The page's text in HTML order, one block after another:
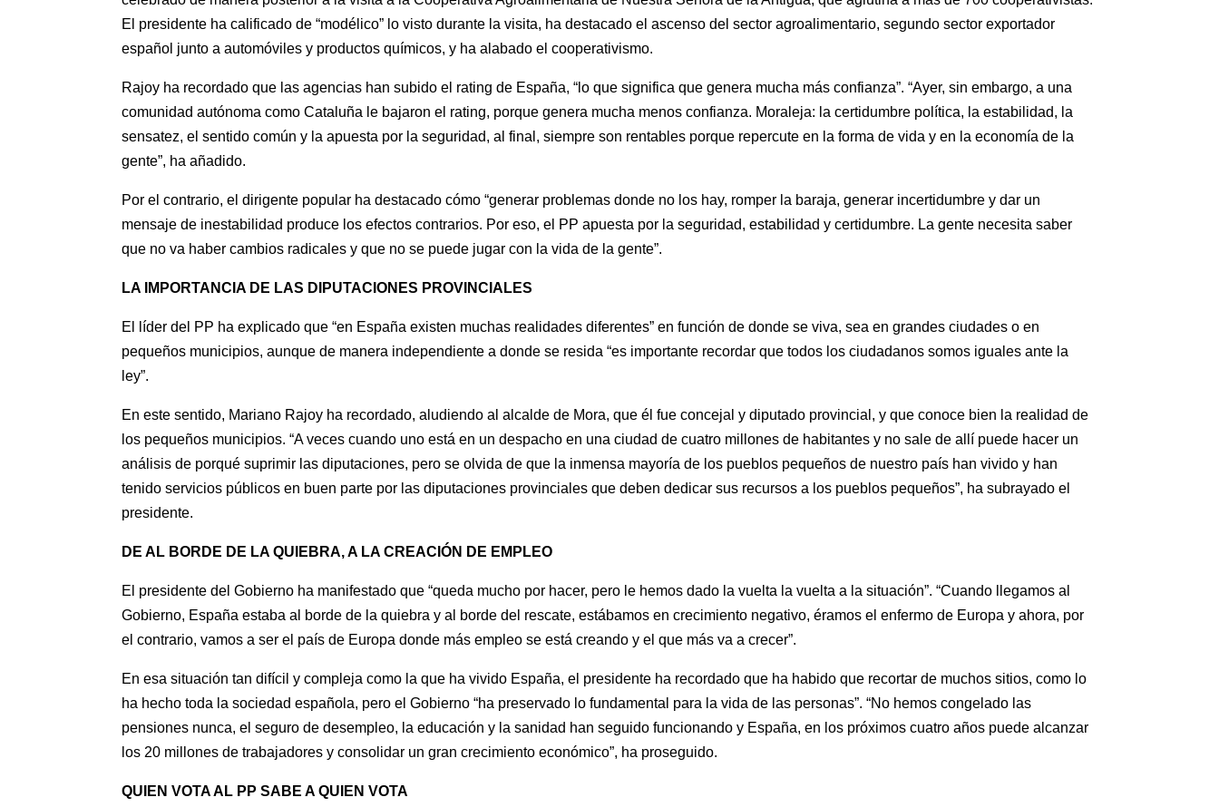
El presidente ha calificado de “modélico” lo visto durante la visita, ha destacado el ascenso del sector agroalimentario, segundo sector exportador
español junto a automóviles y productos químicos, y ha alabado el cooperativismo.
Rajoy ha recordado que las agencias han subido el rating de España, “lo que significa que genera mucha más confianza”. “Ayer, sin embargo, a una
comunidad autónoma como Cataluña le bajaron el rating, porque genera mucha menos confianza. Moraleja: la certidumbre política, la estabilidad, la
sensatez, el sentido común y la apuesta por la seguridad, al final, siempre son rentables porque repercute en la forma de vida y en la economía de la
gente”, ha añadido.
Por el contrario, el dirigente popular ha destacado cómo “generar problemas donde no los hay, romper la baraja, generar incertidumbre y dar un
mensaje de inestabilidad produce los efectos contrarios. Por eso, el PP apuesta por la seguridad, estabilidad y certidumbre. La gente necesita saber
que no va haber cambios radicales y que no se puede jugar con la vida de la gente”.
LA IMPORTANCIA DE LAS DIPUTACIONES PROVINCIALES
El líder del PP ha explicado que “en España existen muchas realidades diferentes” en función de donde se viva, sea en grandes ciudades o en
pequeños municipios, aunque de manera independiente a donde se resida “es importante recordar que todos los ciudadanos somos iguales ante la
ley”.
En este sentido, Mariano Rajoy ha recordado, aludiendo al alcalde de Mora, que él fue concejal y diputado provincial, y que conoce bien la realidad de
los pequeños municipios. “A veces cuando uno está en un despacho en una ciudad de cuatro millones de habitantes y no sale de allí puede hacer un
análisis de porqué suprimir las diputaciones, pero se olvida de que la inmensa mayoría de los pueblos pequeños de nuestro país han vivido y han
tenido servicios públicos en buen parte por las diputaciones provinciales que deben dedicar sus recursos a los pueblos pequeños”, ha subrayado el
presidente.
DE AL BORDE DE LA QUIEBRA, A LA CREACIÓN DE EMPLEO
El presidente del Gobierno ha manifestado que “queda mucho por hacer, pero le hemos dado la vuelta la vuelta a la situación”. “Cuando llegamos al
Gobierno, España estaba al borde de la quiebra y al borde del rescate, estábamos en crecimiento negativo, éramos el enfermo de Europa y ahora, por
el contrario, vamos a ser el país de Europa donde más empleo se está creando y el que más va a crecer”.
En esa situación tan difícil y compleja como la que ha vivido España, el presidente ha recordado que ha habido que recortar de muchos sitios, como lo
ha hecho toda la sociedad española, pero el Gobierno “ha preservado lo fundamental para la vida de las personas”. “No hemos congelado las
pensiones nunca, el seguro de desempleo, la educación y la sanidad han seguido funcionando y España, en los próximos cuatro años puede alcanzar
los 20 millones de trabajadores y consolidar un gran crecimiento económico”, ha proseguido.
QUIEN VOTA AL PP SABE A QUIEN VOTA